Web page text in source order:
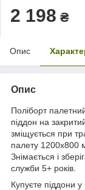
2 198 ₴
Опис
Опис
Поліборт
піддон на
зміщується при
палету 1200х800
Знімається і
служби 5+ років.
Купуєте піддони